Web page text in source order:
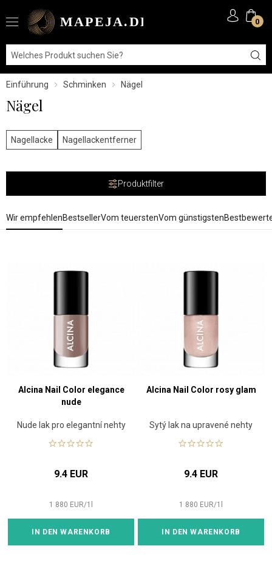
0
Einführung Schminken Nägel
Nägel
Nagellacke Nagellackentferner
Produktfilter
Wir empfehlenBestsellerVom teuerstenVom günstigsten
Alcina Nail Color elegance
nude
Nude lak pro elegantní nehty
9.4 EUR
1 880 EUR/1
IN DEN WARENKORB
Alcina Nail Color rosy glam
Sytý lak na upravené nehty
9.4 EUR
1 880 EUR/1
IN DEN WARENKORB